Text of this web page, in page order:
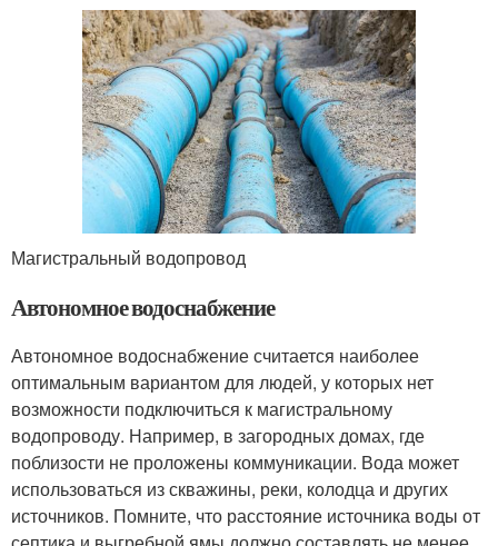
Магистральный водопровод
Автономное водоснабжение
Автономное водоснабжение считается наиболее
оптимальным вариантом для людей, у которых нет
возможности подключиться к магистральному
водопроводу. Например, в загородных домах, где
поблизости не проложены коммуникации. Вода может
использоваться из скважины, реки, колодца и других
источников. Помните, что расстояние источника воды от